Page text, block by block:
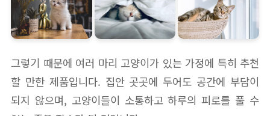
그렇기 때문에 여러 마리 고양이가 있는 가정에 특히 추천
할 만한 제품입니다. 집안 곳곳에 두어도 공간에 부담이
되지 않으며, 고양이들이 소통하고 하루의 피로를 풀 수